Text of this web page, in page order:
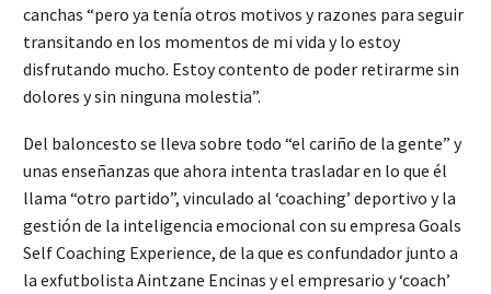
canchas “pero ya tenía otros motivos y razones para seguir
transitando en los momentos de mi vida y lo estoy
disfrutando mucho. Estoy contento de poder retirarme sin
dolores y sin ninguna molestia”.
Del baloncesto se lleva sobre todo “el cariño de la gente” y
unas enseñanzas que ahora intenta trasladar en lo que él
llama “otro partido”, vinculado al ‘coaching’ deportivo y la
gestión de la inteligencia emocional con su empresa Goals
Self Coaching Experience, de la que es confundador junto a
la exfutbolista Aintzane Encinas y el empresario y ‘coach’